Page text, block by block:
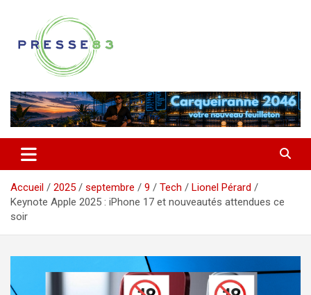
contenu
Presse 83
Accueil 2025 septembre 9 Tech
Lionel Pérard
Keynote Apple 2025 : iPhone 17 et nouveautés attendues ce
soir